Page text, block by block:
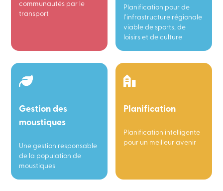
communautés par le
transport
Planification pour de
l’infrastructure régionale
viable de sports, de
loisirs et de culture
Gestion des
moustiques
Une gestion responsable
de la population de
moustiques
Planification
Planification intelligente
pour un meilleur avenir